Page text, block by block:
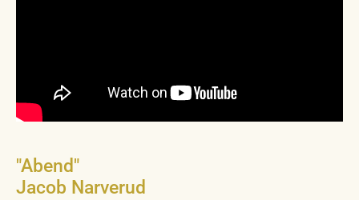
"Abend"
Jacob Narverud